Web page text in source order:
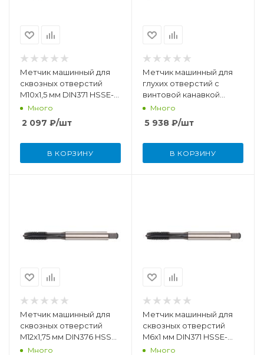
Метчик машинный для
сквозных отверстий
M10x1,5 мм DIN371 HSSE-
TiCNМного
2 097 ₽/шт
В КОРЗИНУ
Метчик машинный для
глухих отверстий с
винтовой канавкой
M12x1,75 мм DIN376 HSSE-
Много
5 938 ₽/шт
В КОРЗИНУ
Метчик машинный для
сквозных отверстий
M12x1,75 мм DIN376 HSSE-
TiCNМного
Метчик машинный для
сквозных отверстий
M6x1 мм DIN371 HSSE-
PM/TiCN
Много